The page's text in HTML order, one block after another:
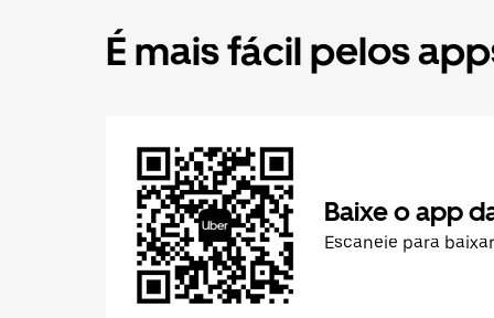
É mais fácil pelos
Baixe o app
Escaneie para baixar